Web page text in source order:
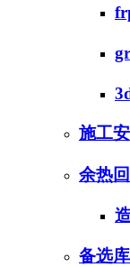
施工
余热
备选库